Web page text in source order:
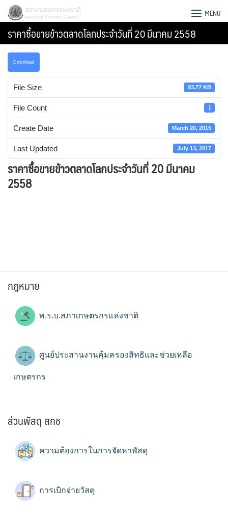
Skip
content
สภาเกษตรกรแห่งชาติ MENU
ราคาซื้อขายข้าวตลาดโลกประจำวันที่ 20 มีนาคม 2558
Download
File Size 93.77 KB
File Count 1
Create Date March 20, 2015
Last Updated July 13, 2017
ราคาซื้อขายข้าวตลาดโลกประจำวันที่ 20 มีนาคม
2558
กฎหมาย
พ.ร.บ.สภาเกษตรกรแห่งชาติ
ศูนย์ประสานงานคุ้มครองสิทธิและช่วยเหลือ
เกษตรกร
ส่วนพัสดุ สกช
ความต้องการในการจัดหาพัสดุ
การเบิกจ่ายวัสดุ